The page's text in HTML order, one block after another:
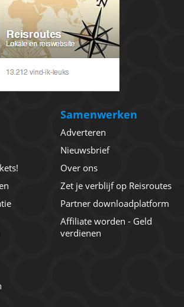
Samenwerken
Adverteren
Nieuwsbrief
Over ons
Zet je verblijf op Reisroutes
Partner downloadplatform
Affiliate worden - Geld
verdienen